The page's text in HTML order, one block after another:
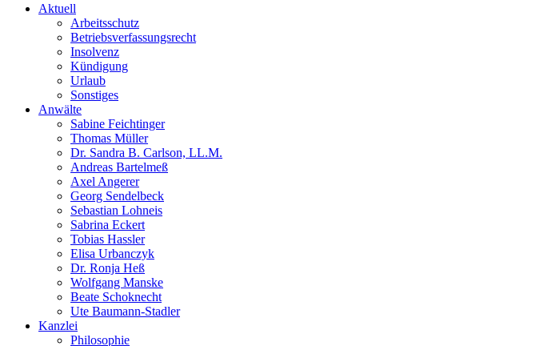
Aktuell
Arbeitsschutz
Betriebsverfassungsrecht
Insolvenz
Kündigung
Urlaub
Sonstiges
Anwälte
Sabine Feichtinger
Thomas Müller
Dr. Sandra B. Carlson, LL.M.
Andreas Bartelmeß
Axel Angerer
Georg Sendelbeck
Sebastian Lohneis
Sabrina Eckert
Tobias Hassler
Elisa Urbanczyk
Dr. Ronja Heß
Wolfgang Manske
Beate Schoknecht
Ute Baumann-Stadler
Kanzlei
Philosophie